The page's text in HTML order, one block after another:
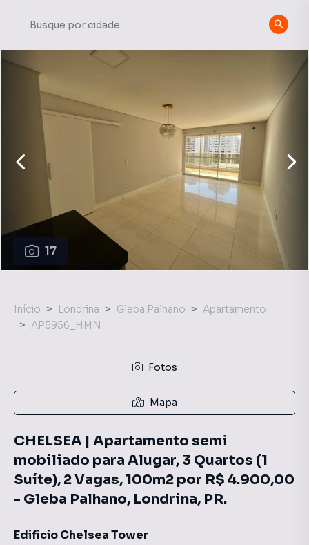
17
Início Londrina Gleba Palhano
Apartamento
AP5956_HMN
Fotos
Mapa
CHELSEA | Apartamento semi
mobiliado para Alugar, 3 Quartos (1
Suíte), 2 Vagas, 100m2 por R$ 4.900,00
- Gleba Palhano, Londrina, PR.
Edificio Chelsea Tower